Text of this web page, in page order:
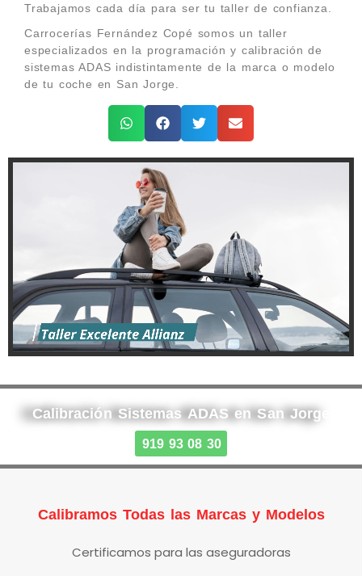
Trabajamos cada día para ser tu taller de confianza.
Carrocerías Fernández Copé somos un taller
especializados en la programación y calibración de
sistemas ADAS indistintamente de la marca o modelo
de tu coche en San Jorge.
Calibración Sistemas ADAS en San Jorge
919 93 08 30
Calibramos Todas las Marcas y Modelos
Certificamos para las aseguradoras